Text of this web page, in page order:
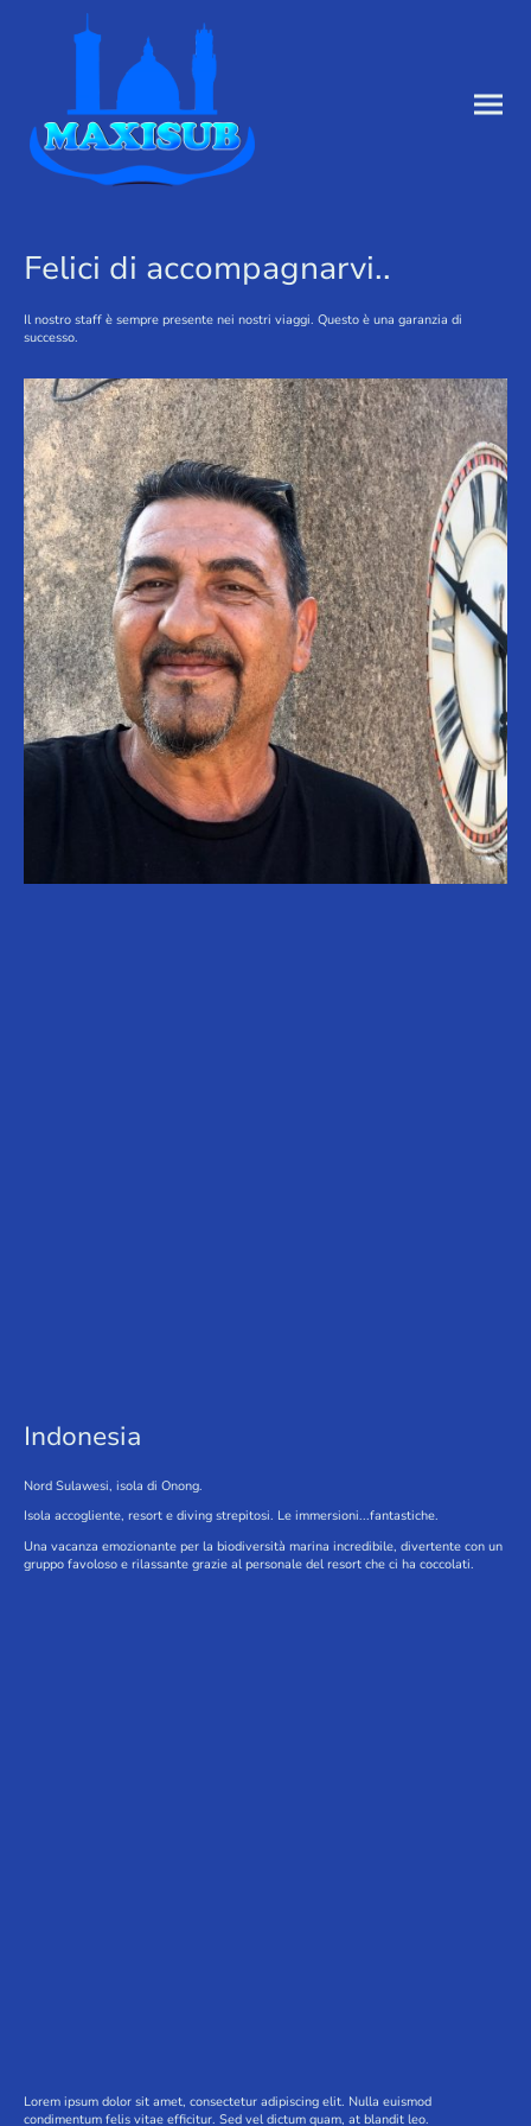
Felici di accompagnarvi..
Il nostro staff è sempre presente nei nostri viaggi. Questo è una garanzia di
successo.
Indonesia
Nord Sulawesi, isola di Onong.
Isola accogliente, resort e diving strepitosi. Le immersioni...fantastiche.
Una vacanza emozionante per la biodiversità marina incredibile, divertente con un
gruppo favoloso e rilassante grazie al personale del resort che ci ha coccolati.
Lorem ipsum dolor sit amet, consectetur adipiscing elit. Nulla euismod
condimentum felis vitae efficitur. Sed vel dictum quam, at blandit leo.